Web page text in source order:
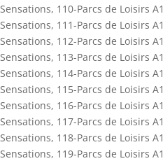
Sensations, 110-Parcs de Loisirs A1
Sensations, 111-Parcs de Loisirs A1
Sensations, 112-Parcs de Loisirs A1
Sensations, 113-Parcs de Loisirs A1
Sensations, 114-Parcs de Loisirs A1
Sensations, 115-Parcs de Loisirs A1
Sensations, 116-Parcs de Loisirs A1
Sensations, 117-Parcs de Loisirs A1
Sensations, 118-Parcs de Loisirs A1
Sensations, 119-Parcs de Loisirs A1